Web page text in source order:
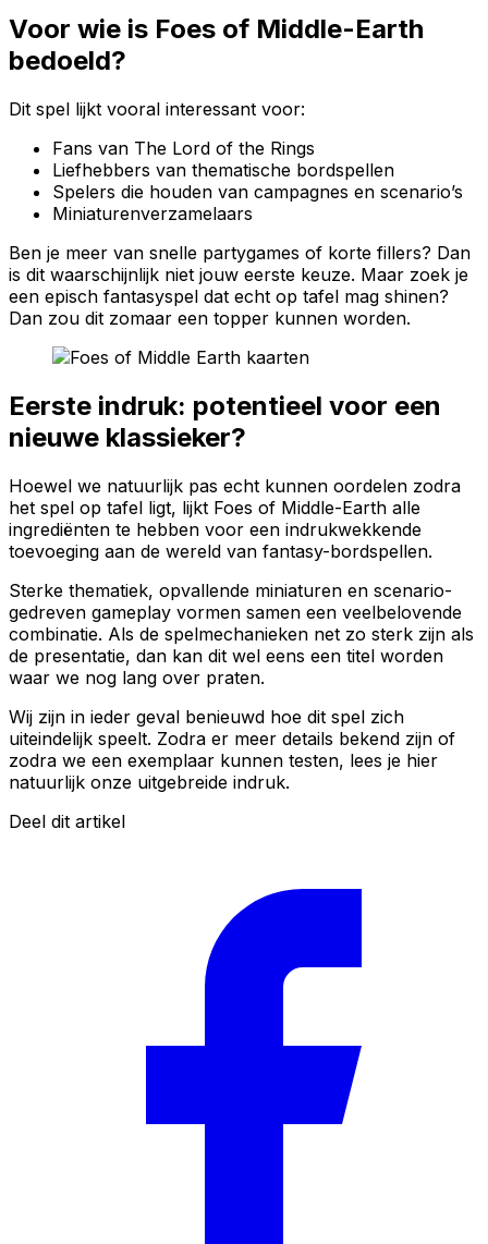
Voor wie is Foes of Middle-Earth
bedoeld?
Dit spel lijkt vooral interessant voor:
Fans van The Lord of the Rings
Liefhebbers van thematische bordspellen
Spelers die houden van campagnes en scenario’s
Miniaturenverzamelaars
Ben je meer van snelle partygames of korte fillers? Dan
is dit waarschijnlijk niet jouw eerste keuze. Maar zoek je
een episch fantasyspel dat echt op tafel mag shinen?
Dan zou dit zomaar een topper kunnen worden.
Eerste indruk: potentieel voor een
nieuwe klassieker?
Hoewel we natuurlijk pas echt kunnen oordelen zodra
het spel op tafel ligt, lijkt Foes of Middle-Earth alle
ingrediënten te hebben voor een indrukwekkende
toevoeging aan de wereld van fantasy-bordspellen.
Sterke thematiek, opvallende miniaturen en scenario-
gedreven gameplay vormen samen een veelbelovende
combinatie. Als de spelmechanieken net zo sterk zijn als
de presentatie, dan kan dit wel eens een titel worden
waar we nog lang over praten.
Wij zijn in ieder geval benieuwd hoe dit spel zich
uiteindelijk speelt. Zodra er meer details bekend zijn of
zodra we een exemplaar kunnen testen, lees je hier
natuurlijk onze uitgebreide indruk.
Deel dit artikel